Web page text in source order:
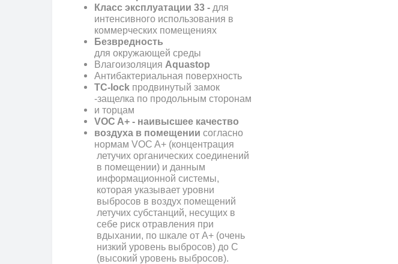
Класс эксплуатации 33 - для
интенсивного использования в
коммерческих помещениях
Безвредность
для окружающей среды
Влагоизоляция Aquastop
Антибактериальная поверхность
TC-lock продвинутый замок
-защелка по продольным сторонам
и торцам
VOC A+ - наивысшее качество
воздуха в помещении согласно
нормам VOC A+ (концентрация
летучих органических соединений
в помещении) и данным
информационной системы,
которая указывает уровни
выбросов в воздух помещений
летучих субстанций, несущих в
себе риск отравления при
вдыхании, по шкале от A+ (очень
низкий уровень выбросов) до С
(высокий уровень выбросов).